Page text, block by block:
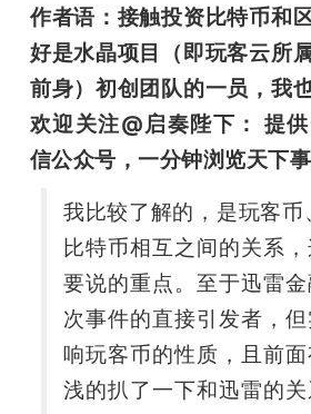
课
活
动
中
心
GAIR
作者语：接触投资比特币和
好是水晶项目（即玩客云所
前身）初创团队的一员，我
欢迎关注@启奏陛下： 提
信公众号，一分钟浏览天下事
我比较了解的，是玩客币
比特币相互之间的关系
要说的重点。至于迅雷
次事件的直接引发者，
响玩客币的性质，且前
浅的扒了一下和迅雷的